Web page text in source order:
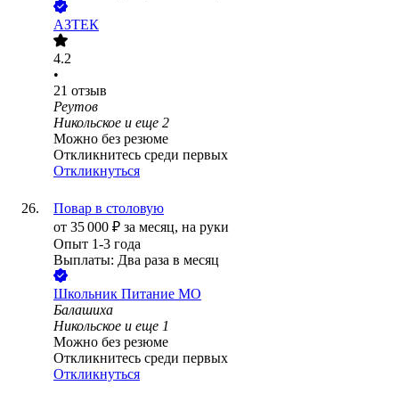
АЗТЕК
4.2
•
21 отзыв
Реутов
Никольское и еще 2
Можно без резюме
Откликнитесь среди первых
Откликнуться
Повар в столовую
от 35 000 ₽ за месяц, на руки
Опыт 1-3 года
Выплаты: Два раза в месяц
Школьник Питание МО
Балашиха
Никольское и еще 1
Можно без резюме
Откликнитесь среди первых
Откликнуться